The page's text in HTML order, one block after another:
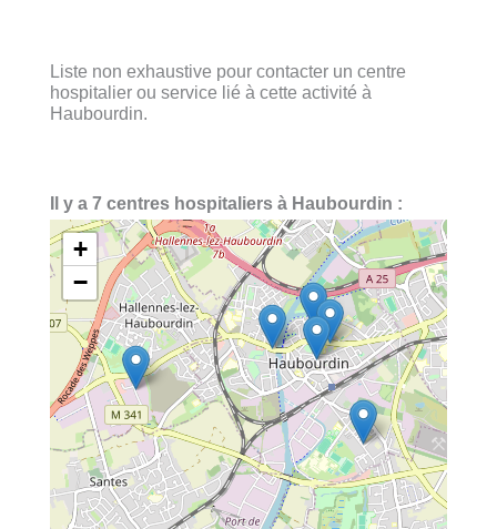
Liste non exhaustive pour contacter un centre
hospitalier ou service lié à cette activité à
Haubourdin.
Il y a 7 centres hospitaliers à Haubourdin :
+
−